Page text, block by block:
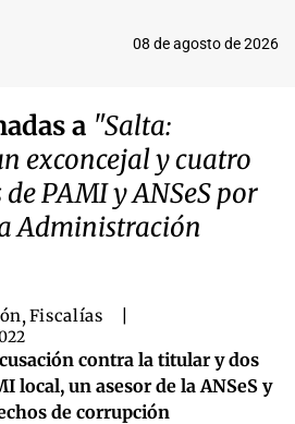
08 de agosto de 2026
a "Salta:
exconcejal y cuatro
PAMI y ANSeS por
Administración
, Fiscalías
contra la titular y dos
local, un asesor de la ANSeS y
de corrupción